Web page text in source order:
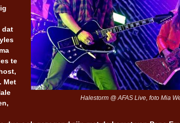
Halestorm @ AFAS Live, foto Mia
dat
te
Met
Iron Jinn
Futurist
Roll-stijl